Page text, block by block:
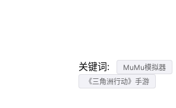
关键词: MuMu模拟器
《三角洲行动》手游